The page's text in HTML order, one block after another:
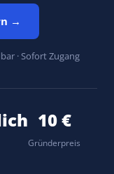
→
· Sofort Zugang
10 €
Gründerpreis